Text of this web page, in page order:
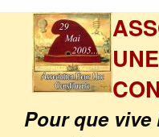
UNE
Pour que vive